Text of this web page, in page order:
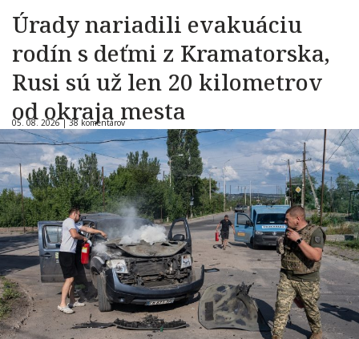
Úrady nariadili evakuáciu
rodín s deťmi z Kramatorska,
Rusi sú už len 20 kilometrov
od okraja mesta
05. 08. 2026 |38 komentárov